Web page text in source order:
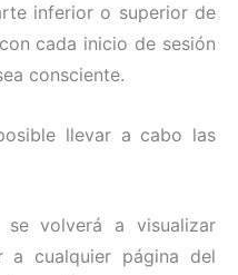
inferior o superior de
cada inicio de sesión
consciente.
llevar a cabo las
volverá a visualizar
a cualquier página del